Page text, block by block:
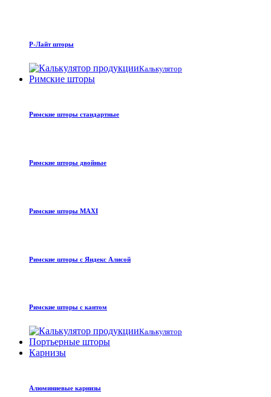
Р-Лайт шторы
Калькулятор
Римские шторы
Римские шторы стандартные
Римские шторы двойные
Римские шторы MAXI
Римские шторы с Яндекс Алисой
Римские шторы с кантом
Калькулятор
Портьерные шторы
Карнизы
Алюминиевые карнизы